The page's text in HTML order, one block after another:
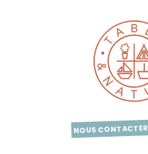
NOUS CONTACTER